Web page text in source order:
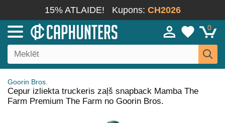
15% ATLAIDE! Kupons: CH2026
0
Goorin Bros.
Cepur izliekta truckeris zaļš snapback Mamba The
Farm Premium The Farm no Goorin Bros.